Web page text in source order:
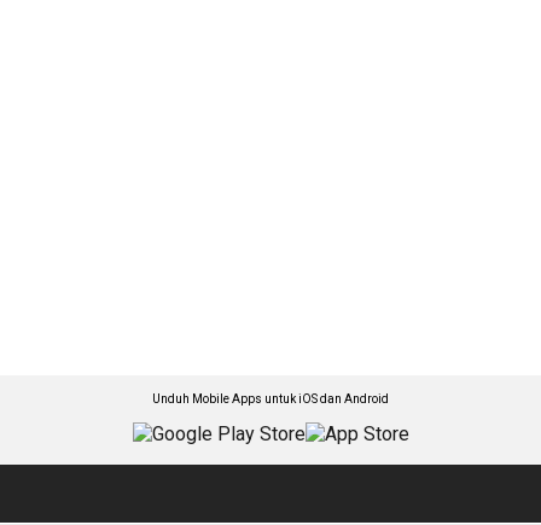
Unduh Mobile Apps untuk iOS dan Android